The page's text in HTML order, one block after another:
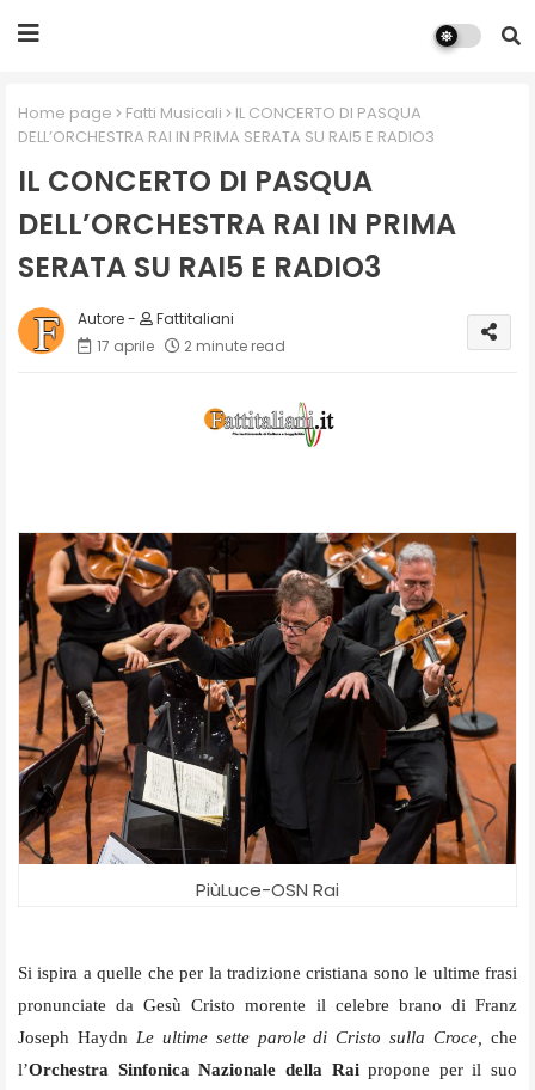
Home page Fatti Musicali
IL CONCERTO DI PASQUA
DELL’ORCHESTRA RAI IN PRIMA SERATA SU RAI5 E RADIO3
IL CONCERTO DI PASQUA
DELL’ORCHESTRA RAI IN PRIMA
SERATA SU RAI5 E RADIO3
Fattitaliani
17 aprile
2 minute read
PiùLuce-OSN Rai
Si ispira a quelle che per la tradizione cristiana sono le ultime frasi
pronunciate da Gesù Cristo morente il celebre brano di Franz
Joseph Haydn Le ultime sette parole di Cristo sulla Croce,che
l’Orchestra Sinfonica Nazionale della Raipropone per il suo